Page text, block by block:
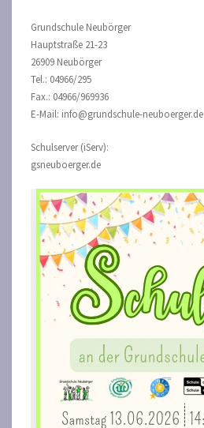
Grundschule Neubörger
Hauptstraße 21-23
26909 Neubörger
Tel.: 04966/295
Fax.: 04966/969936
E-Mail: info@grundschule-neuboerger.de
Schulserver (iServ):
gsneuboerger.de